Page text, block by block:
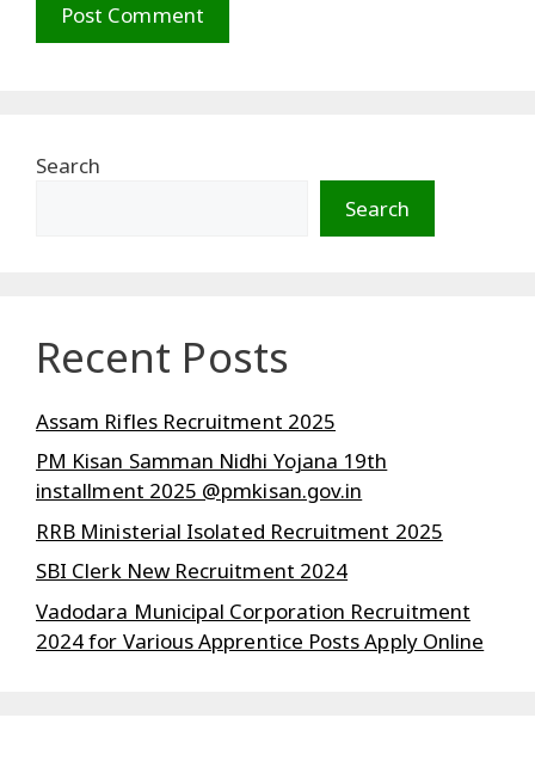
Search
Search
Recent Posts
Assam Rifles Recruitment 2025
PM Kisan Samman Nidhi Yojana 19th
installment 2025 @pmkisan.gov.in
RRB Ministerial Isolated Recruitment 2025
SBI Clerk New Recruitment 2024
Vadodara Municipal Corporation Recruitment
2024 for Various Apprentice Posts Apply Online